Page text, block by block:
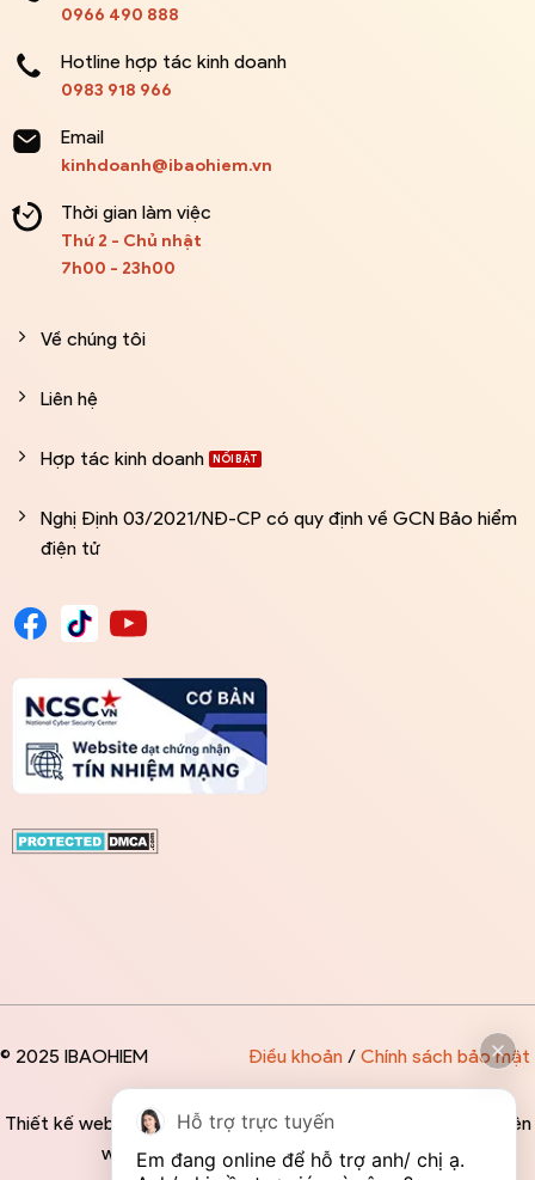
0966 490 888
Hotline hợp tác kinh doanh
0983 918 966
Email
kinhdoanh@ibaohiem.vn
Thời gian làm việc
Thứ 2 - Chủ nhật
7h00 - 23h00
Về chúng tôi
Liên hệ
Hợp tác kinh doanh
Nghị Định 03/2021/NĐ-CP có quy định về GCN Bảo hiểm
điện tử
© 2025 IBAOHIEM
Thiết kế website độc quyền bởi IBAOHIEM - Mọi thông tin trên
website đều mang tính chất tham khảo
Điều khoản/ Chính sách bảo mật
Hỗ trợ trực tuyến
Em đang online để hỗ trợ anh/ chị ạ.